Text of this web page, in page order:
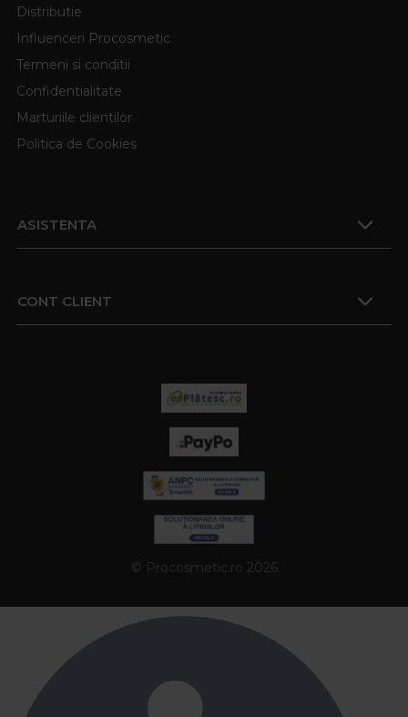
Distributie
Influenceri Procosmetic
Termeni si conditii
Confidentialitate
Marturiile clientilor
Politica de Cookies
ASISTENTA
CONT CLIENT
© Procosmetic.ro 2026